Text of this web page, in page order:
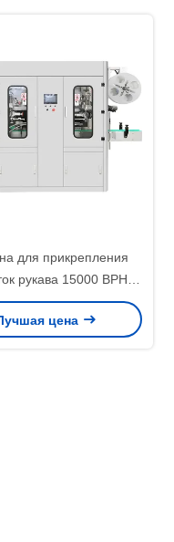
для прикрепления
рукава 15000 BPH
с тоннелем
жары пара
цена